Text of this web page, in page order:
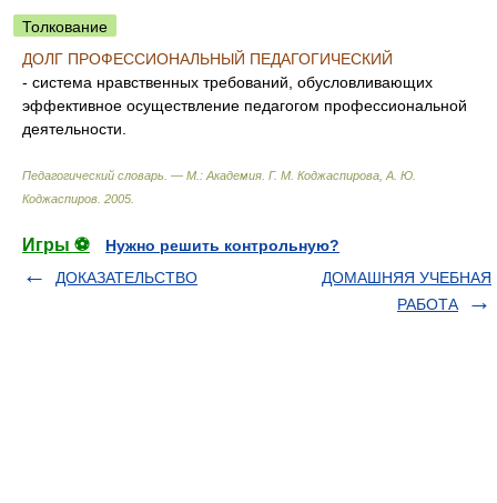
Толкование
ДОЛГ ПРОФЕССИОНАЛЬНЫЙ ПЕДАГОГИЧЕСКИЙ
- система нравственных требований, обусловливающих
эффективное осуществление педагогом профессиональной
деятельности.
Педагогический словарь. — М.: Академия Г. М. Коджаспирова, А. Ю.
Коджаспиров 2005
Игры ⚽
Нужно решить контрольную?
ДОКАЗАТЕЛЬСТВО
ДОМАШНЯЯ УЧЕБНАЯ
РАБОТА